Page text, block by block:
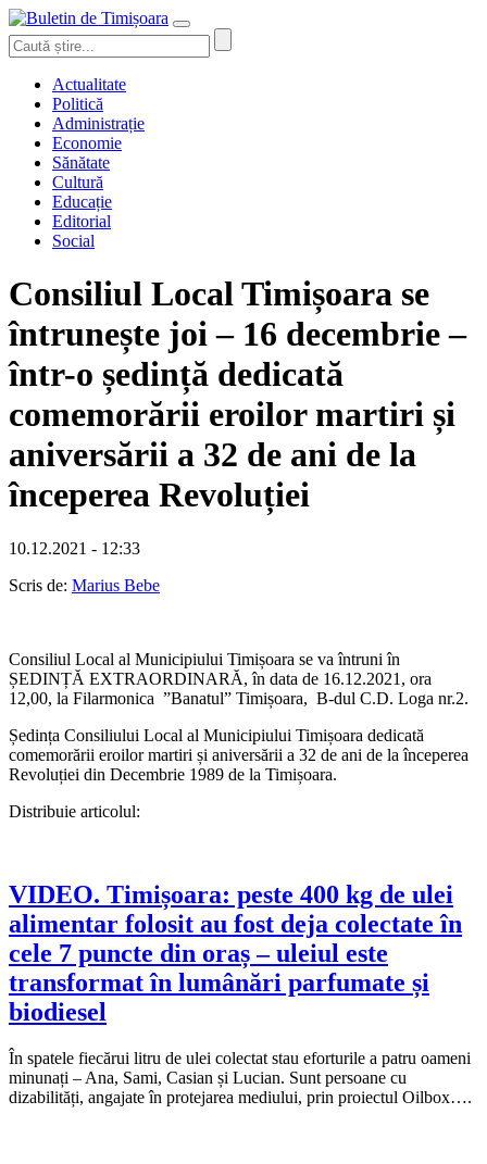
Actualitate
Politică
Administrație
Economie
Sănătate
Cultură
Educație
Editorial
Social
Consiliul Local Timișoara se
întrunește joi – 16 decembrie –
într-o ședință dedicată
comemorării eroilor martiri și
aniversării a 32 de ani de la
începerea Revoluției
10.12.2021 - 12:33
Scris de: Marius Bebe
Consiliul Local al Municipiului Timișoara se va întruni în
ȘEDINȚĂ EXTRAORDINARĂ, în data de 16.12.2021, ora
12,00, la Filarmonica ”Banatul” Timișoara, B-dul C.D. Loga nr.2.
Ședința Consiliului Local al Municipiului Timișoara dedicată
comemorării eroilor martiri și aniversării a 32 de ani de la începerea
Revoluției din Decembrie 1989 de la Timișoara.
Distribuie articolul:
VIDEO. Timișoara: peste 400 kg de ulei
alimentar folosit au fost deja colectate în
cele 7 puncte din oraș – uleiul este
transformat în lumânări parfumate și
biodiesel
În spatele fiecărui litru de ulei colectat stau eforturile a patru oameni
minunați – Ana, Sami, Casian și Lucian. Sunt persoane cu
dizabilități, angajate în protejarea mediului, prin proiectul Oilbox….